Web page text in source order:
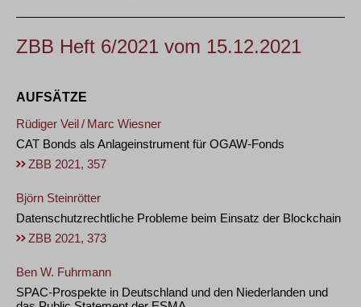
ZBB Heft 6/2021 vom 15.12.2021
AUFSÄTZE
Rüdiger Veil/ Marc Wiesner
CAT Bonds als Anlageinstrument für OGAW-Fonds
ZBB 2021, 357
Björn Steinrötter
Datenschutzrechtliche Probleme beim Einsatz der Blockchain
ZBB 2021, 373
Ben W. Fuhrmann
SPAC-Prospekte in Deutschland und den Niederlanden und